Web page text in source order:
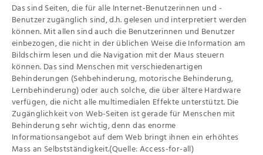
Das sind Seiten, die für alle Internet-Benutzerinnen und -
Benutzer zugänglich sind, d.h. gelesen und interpretiert werden
können. Mit allen sind auch die Benutzerinnen und Benutzer
einbezogen, die nicht in der üblichen Weise die Information am
Bildschirm lesen und die Navigation mit der Maus steuern
können. Das sind Menschen mit verschiedenartigen
Behinderungen (Sehbehinderung, motorische Behinderung,
Lernbehinderung) oder auch solche, die über ältere Hardware
verfügen, die nicht alle multimedialen Effekte unterstützt. Die
Zugänglichkeit von Web-Seiten ist gerade für Menschen mit
Behinderung sehr wichtig, denn das enorme
Informationsangebot auf dem Web bringt ihnen ein erhöhtes
Mass an Selbstständigkeit.(Quelle: Access-for-all)